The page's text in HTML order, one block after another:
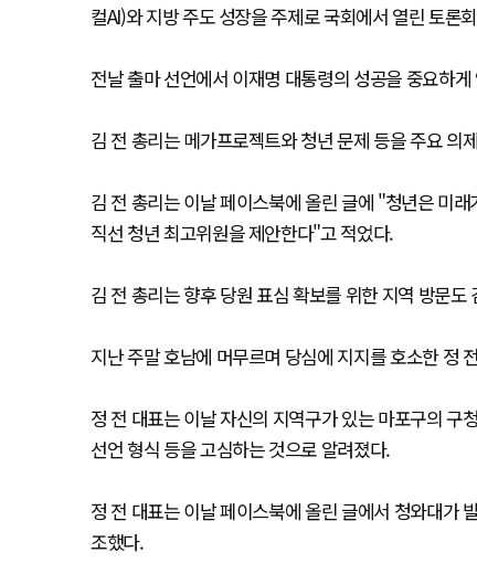
컬AI)와 지방 주도 성장을 주제로 국회에서 열린 토론
전날 출마 선언에서 이재명 대통령의 성공을 중요하
김 전 총리는 메가프로젝트와 청년 문제 등을 주요 의
김 전 총리는 이날 페이스북에 올린 글에 "청년은 미
직선 청년 최고위원을 제안한다"고 적었다.
김 전 총리는 향후 당원 표심 확보를 위한 지역 방문도
지난 주말 호남에 머무르며 당심에 지지를 호소한 정
정 전 대표는 이날 자신의 지역구가 있는 마포구의
선언 형식 등을 고심하는 것으로 알려졌다.
정 전 대표는 이날 페이스북에 올린 글에서 청와대가
조했다.